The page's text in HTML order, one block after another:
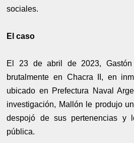
sociales.
El caso
El 23 de abril de 2023, Gastón
brutalmente en Chacra II, en
ubicado en Prefectura Naval
investigación, Mallón le produjo
despojó de sus pertenencias y
pública.